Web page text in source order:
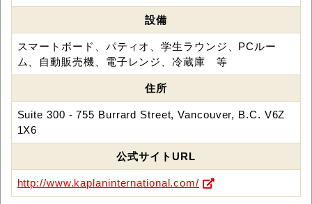
設備
スマートボード、パティオ、学生ラウンジ、PCルー
ム、自動販売機、電子レンジ、冷蔵庫 等
住所
Suite 300 - 755 Burrard Street, Vancouver, B.C. V6Z
1X6
公式サイトURL
http://www.kaplaninternational.com/